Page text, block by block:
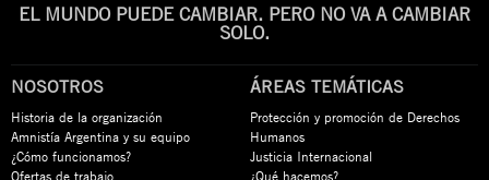
EL MUNDO PUEDE CAMBIAR. PERO NO VA A CAMBIAR
SOLO.
NOSOTROS
Historia de la organización
Amnistía Argentina y su equipo
¿Cómo funcionamos?
Ofertas de trabajo
ÁREAS TEMÁTICAS
Protección y promoción de Derechos
Humanos
Justicia Internacional
¿Qué hacemos?